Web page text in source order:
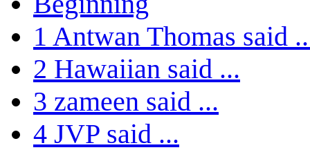
1 Antwan Thomas said
2 Hawaiian said ...
3 zameen said ...
4 JVP said ...